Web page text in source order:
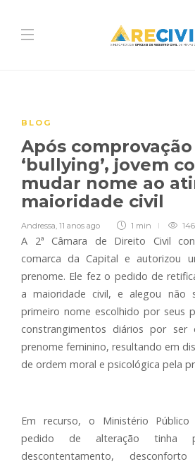
BLOG
Após
‘bullying’, jovem
mudar nome ao
maioridade civil
Andressa, 11 anos ago 1 min 146
A 2ª Câmara de Direito Civil
comarca da Capital e autorizou
prenome. Ele fez o pedido de
a maioridade civil, e alegou não
primeiro nome escolhido por seus
constrangimentos diários por ser
prenome feminino, resultando em
de ordem moral e psicológica pela
Em recurso, o Ministério
pedido de alteração tinha
descontentamento,